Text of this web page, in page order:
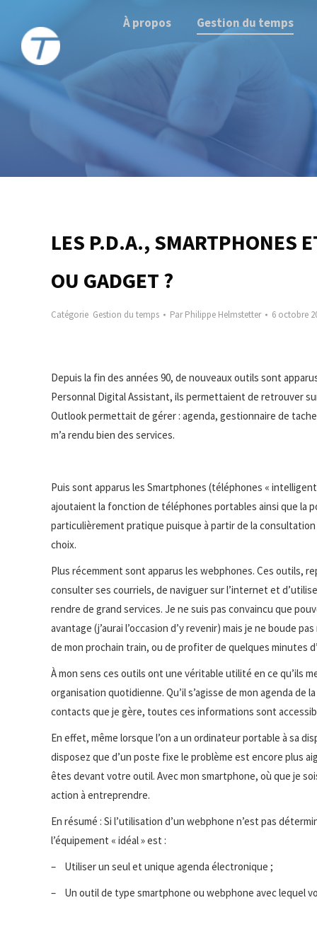
À propos Gestion du temps
LES P.D.A., SMARTPHONES
OU GADGET ?
Catégorie Gestion du temps ParPhilippe Helmstetter 6 octobre
Depuis la fin des années 90, de nouveaux outils sont
Personnal Digital Assistant, ils permettaient de retrouver
Outlook permettait de gérer : agenda, gestionnaire de
m’a rendu bien des services.
Puis sont apparus les Smartphones (téléphones «
ajoutaient la fonction de téléphones portables ainsi que la
particulièrement pratique puisque à partir de la
choix.
Plus récemment sont apparus les webphones. Ces outils,
consulter ses courriels, de naviguer sur l’internet et
rendre de grand services. Je ne suis pas convaincu que
avantage (j’aurai l’occasion d’y revenir) mais je ne boude
de mon prochain train, ou de profiter de quelques minutes
À mon sens ces outils ont une véritable utilité en ce qu’ils
organisation quotidienne. Qu’il s’agisse de mon agenda de
contacts que je gère, toutes ces informations sont
En effet, même lorsque l’on a un ordinateur portable à sa
disposez que d’un poste fixe le problème est encore plus
êtes devant votre outil. Avec mon smartphone, où que je
action à entreprendre.
En résumé : Si l’utilisation d’un webphone n’est pas
l’équipement « idéal » est :
– Utiliser un seul et unique agenda électronique ;
– Un outil de type smartphone ou webphone avec lequel